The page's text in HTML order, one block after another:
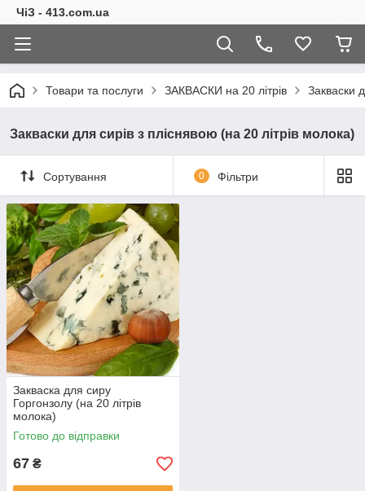
ЧіЗ - 413.com.ua
Товари та послуги ЗАКВАСКИ на 20 літрів Закваски
Закваски для сирів з пліснявою (на 20 літрів молока)
Сортування 0 Фільтри
Закваска для сиру
Горгонзолу (на 20 літрів
молока)
Готово до відправки
67 ₴